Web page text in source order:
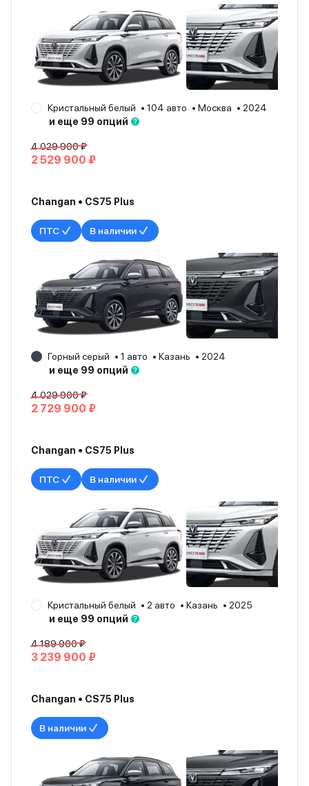
Кристальный белый 104 авто Москва
2024
и еще 99 опций
4 029 900 ₽
2 529 900 ₽
Changan • CS75 Plus
ПТС В наличии
Горный серый 1 авто Казань
2024
и еще 99 опций
4 029 900 ₽
2 729 900 ₽
Changan • CS75 Plus
ПТС В наличии
Кристальный белый 2 авто Казань
2025
и еще 99 опций
4 189 900 ₽
3 239 900 ₽
Changan • CS75 Plus
В наличии